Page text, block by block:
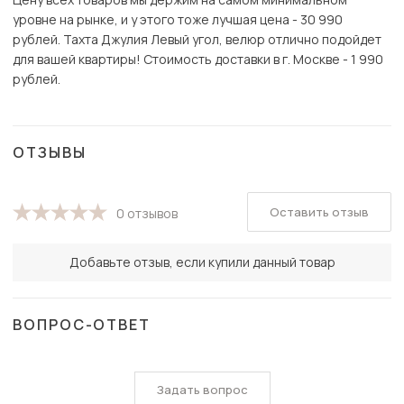
уровне на рынке, и у этого тоже лучшая цена - 30 990
рублей. Тахта Джулия Левый угол, велюр отлично подойдет
для вашей квартиры! Стоимость доставки в г. Москве - 1 990
рублей.
ОТЗЫВЫ
0 отзывов
Добавьте отзыв, если купили данный товар
Оставить отзыв
ВОПРОС-ОТВЕТ
Задать вопрос